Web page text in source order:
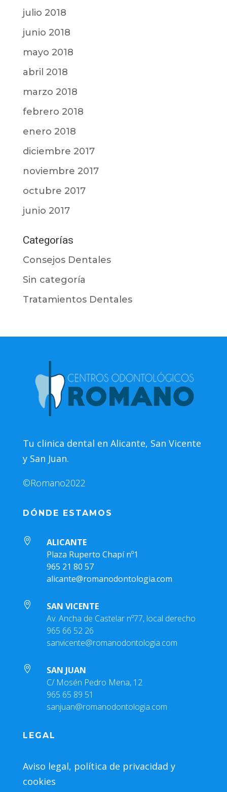
julio 2018
junio 2018
mayo 2018
abril 2018
marzo 2018
febrero 2018
enero 2018
diciembre 2017
noviembre 2017
octubre 2017
junio 2017
Categorías
Consejos Dentales
Sin categoría
Tratamientos Dentales
Tu clinica dental en Alicante, San Vicente
y San Juan.
©Romano2022
DÓNDE ESTAMOS

ALICANTE
Plaza Ruperto Chapí nº1
965 21 80 57
alicante@romanodontologia.com

SAN VICENTE
Av. Ancha de Castelar nº77, local derecho
965 66 52 26
sanvicente@romanodontologia.com

SAN JUAN
C/ Mosén Pedro Mena, 12
965 65 89 51
sanjuan@romanodontologia.com
LEGAL
Aviso legal, política de privacidad y
cookies